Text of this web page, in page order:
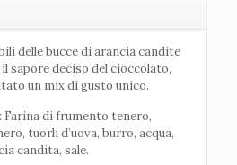
delle bucce di arancia candite
il sapore deciso del cioccolato,
un mix di gusto unico.
di frumento tenero,
tuorli d’uova, burro, acqua,
candita, sale.